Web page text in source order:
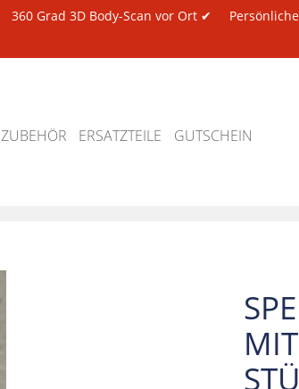
360 Grad 3D Body-Scan vor Ort ✔
ZUBEHÖR ERSATZTEILE
GUTSCHEIN